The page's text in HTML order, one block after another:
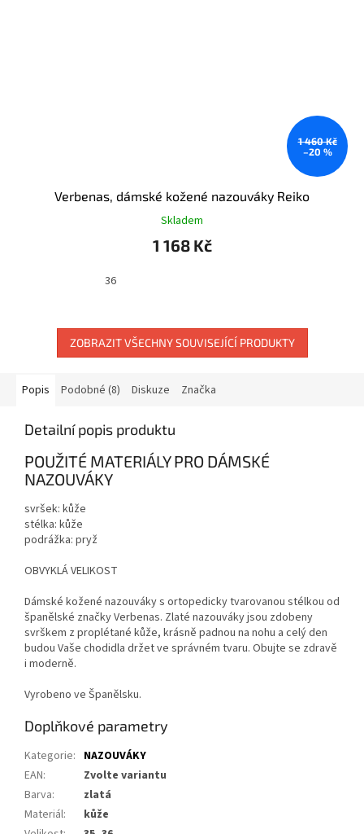
1 460 Kč
–20 %
Verbenas, dámské kožené nazouváky Reiko
Skladem
1 168 Kč
36
ZOBRAZIT VŠECHNY SOUVISEJÍCÍ PRODUKTY
Popis Podobné (8) Diskuze Značka
Detailní popis produktu
POUŽITÉ MATERIÁLY PRO DÁMSKÉ
NAZOUVÁKY
svršek: kůže
stélka: kůže
podrážka: pryž
OBVYKLÁ VELIKOST
Dámské kožené nazouváky s ortopedicky tvarovanou stélkou od
španělské značky Verbenas. Zlaté nazouváky jsou zdobeny
svrškem z proplétané kůže, krásně padnou na nohu a celý den
budou Vaše chodidla držet ve správném tvaru. Obujte se zdravě
i moderně.
Vyrobeno ve Španělsku.
Doplňkové parametry
Kategorie: NAZOUVÁKY
EAN:
Zvolte variantu
Barva:
zlatá
Materiál:
kůže